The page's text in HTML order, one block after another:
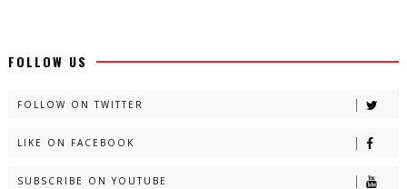
FOLLOW US
FOLLOW ON TWITTER
LIKE ON FACEBOOK
SUBSCRIBE ON YOUTUBE